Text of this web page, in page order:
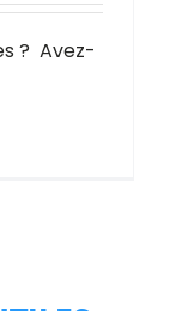
? Avez-